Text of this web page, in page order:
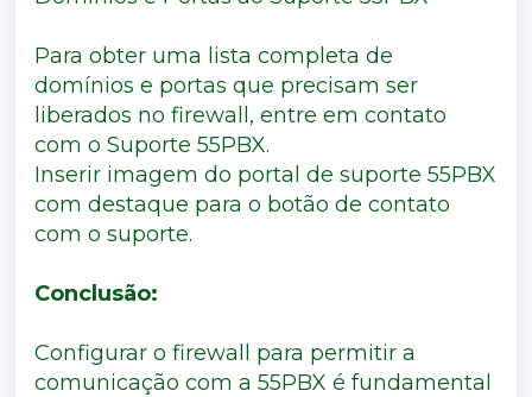
Para obter uma lista completa de
domínios e portas que precisam ser
liberados no firewall, entre em contato
com o Suporte 55PBX.
Inserir imagem do portal de suporte 55PBX
com destaque para o botão de contato
com o suporte.
Conclusão:
Configurar o firewall para permitir a
comunicação com a 55PBX é fundamental